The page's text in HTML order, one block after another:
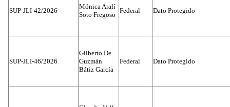
SUP-JLI-42/2026
Mónica Aralí
Soto Fregoso
Federal Dato Protegido
SUP-JLI-46/2026
Gilberto De
Guzmán
Bátiz García
Federal Dato Protegido